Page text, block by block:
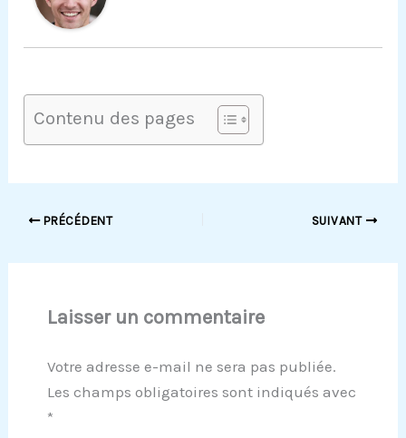
Contenu des pages
PRÉCÉDENT SUIVANT
Laisser un commentaire
Votre adresse e-mail ne sera pas publiée.
Les champs obligatoires sont indiqués avec
*